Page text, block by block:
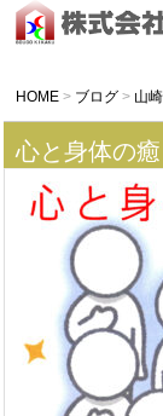
HOME > ブログ > 山
心と身体の